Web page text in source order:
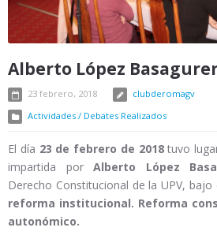
Alberto López
23 febrero, 2018
clubderomagv
Actividades / Debates Realizados
El día 23 de febrero de 2018tuvo
impartida por Alberto López
Derecho Constitucional de la UPV,
reforma institucional. Reforma
autonómico.